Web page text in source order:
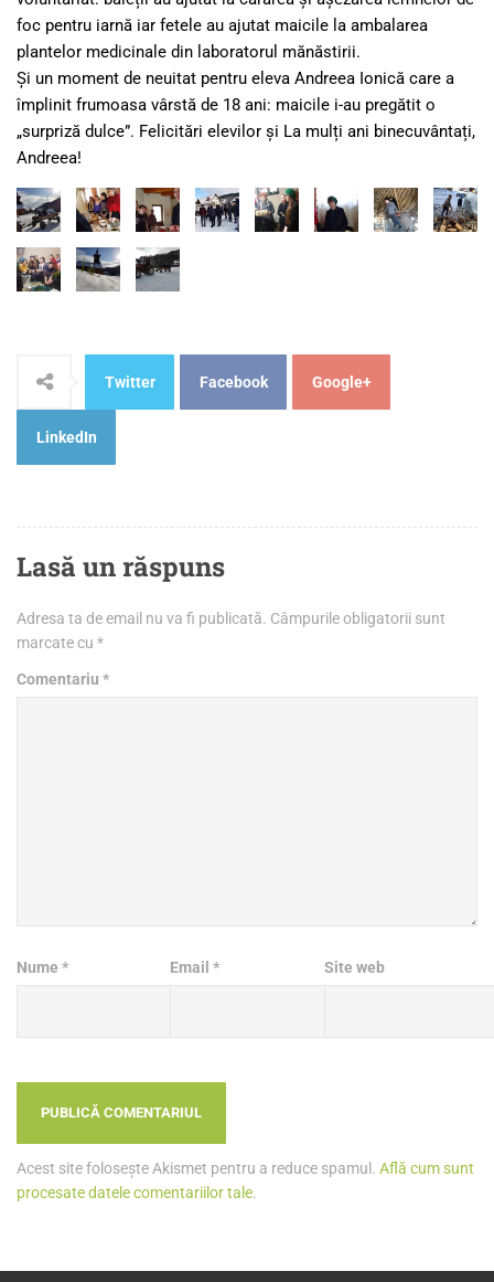
foc pentru iarnă iar fetele au ajutat maicile la ambalarea
plantelor medicinale din laboratorul mănăstirii.
Și un moment de neuitat pentru eleva Andreea Ionică care a
împlinit frumoasa vârstă de 18 ani: maicile i-au pregătit o
„surpriză dulce”. Felicitări elevilor și La mulți ani binecuvântați,
Andreea!
Twitter Facebook Google+
LinkedIn
Lasă un răspuns
Adresa ta de email nu va fi publicată. Câmpurile obligatorii sunt
marcate cu *
Comentariu *
Nume * Email* Site web
Acest site folosește Akismet pentru a reduce spamul. Află cum sunt
procesate datele comentariilor tale.